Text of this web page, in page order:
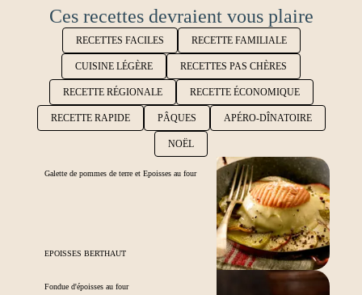
Ces recettes devraient vous plaire
RECETTES FACILES RECETTE FAMILIALE
CUISINE LÉGÈRE RECETTES PAS CHÈRES
RECETTE RÉGIONALE RECETTE ÉCONOMIQUE
RECETTE RAPIDE PÂQUES APÉRO-DÎNATOIRE
NOËL
Galette de pommes de terre et Epoisses au four
EPOISSES BERTHAUT
Fondue d'époisses au four